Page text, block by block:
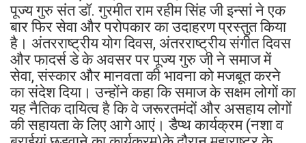
पूज्य गुरु संत डॉ. गुरमीत राम रहीम सिंह जी इन्सां ने एक
बार फिर सेवा और परोपकार का उदाहरण प्रस्तुत किया
है। अंतरराष्ट्रीय योग दिवस, अंतरराष्ट्रीय संगीत दिवस
और फादर्स डे के अवसर पर पूज्य गुरु जी ने समाज में
सेवा, संस्कार और मानवता की भावना को मजबूत करने
का संदेश दिया। उन्होंने कहा कि समाज के सक्षम लोगों का
यह नैतिक दायित्व है कि वे जरूरतमंदों और असहाय लोगों
की सहायता के लिए आगे आएं। डैप्थ कार्यक्रम (नशा व